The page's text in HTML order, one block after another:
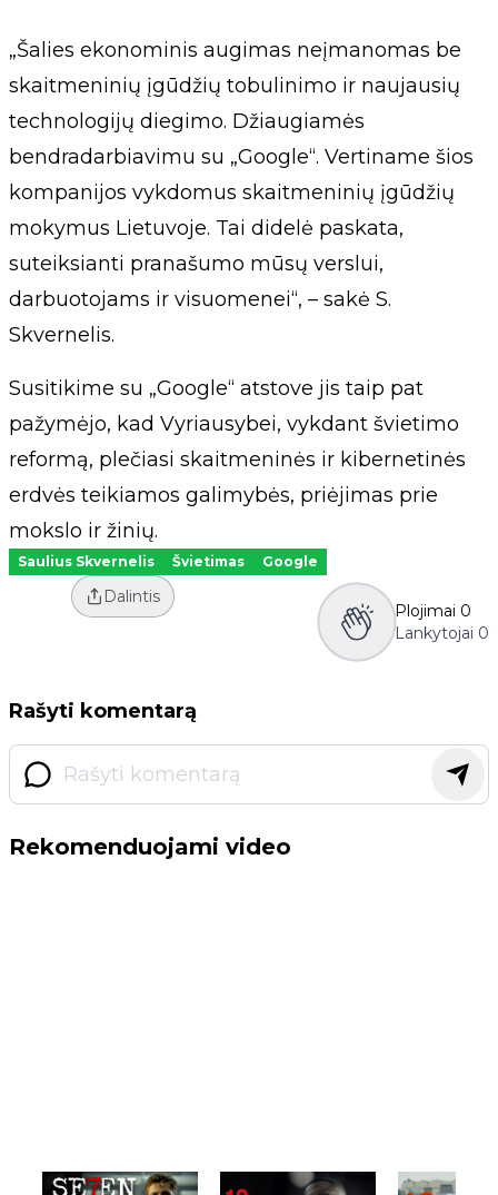
„Šalies ekonominis augimas neįmanomas be
skaitmeninių įgūdžių tobulinimo ir naujausių
technologijų diegimo. Džiaugiamės
bendradarbiavimu su „Google“. Vertiname šios
kompanijos vykdomus skaitmeninių įgūdžių
mokymus Lietuvoje. Tai didelė paskata,
suteiksianti pranašumo mūsų verslui,
darbuotojams ir visuomenei“, – sakė S.
Skvernelis.
Susitikime su „Google“ atstove jis taip pat
pažymėjo, kad Vyriausybei, vykdant švietimo
reformą, plečiasi skaitmeninės ir kibernetinės
erdvės teikiamos galimybės, priėjimas prie
mokslo ir žinių.
Saulius Skvernelis Švietimas Google
Dalintis
Plojimai 0
Lankytojai 0
Rašyti komentarą
Rekomenduojami video